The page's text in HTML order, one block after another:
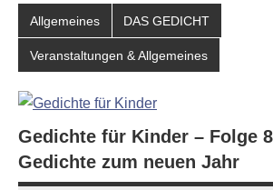
Allgemeines DAS GEDICHT
Veranstaltungen & Allgemeines
Gedichte für Kinder – Folge
Gedichte zum neuen Jahr